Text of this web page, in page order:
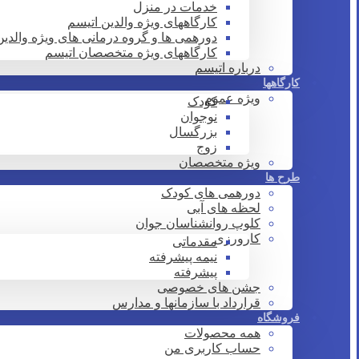
خدمات در منزل
کارگاههای ویژه والدین اتیسم
دورهمی ها و گروه درمانی های ویژه
کارگاههای ویژه متخصصان اتیسم
درباره اتیسم
کارگاهها
ویژه عمومکودک
نوجوان
بزرگسال
زوج
ویژه متخصصان
طرح ها
دورهمی های کودک
لحظه های آبی
کلوپ روانشناسان جوان
کارورزیمقدماتی
نیمه پیشرفته
پیشرفته
جشن های خصوصی
قرارداد با سازمانها و مدارس
فروشگاه
همه محصولات
حساب کاربری من